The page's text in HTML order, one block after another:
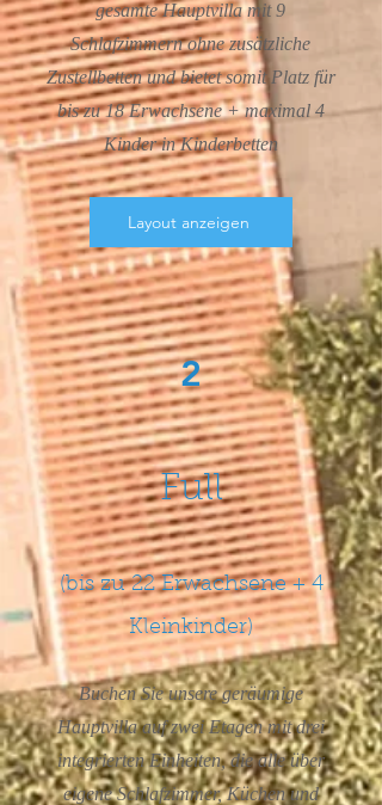
gesamte Hauptvilla mit 9
Schlafzimmern ohne zusätzliche
Zustellbetten und bietet somit Platz für
bis zu 18 Erwachsene + maximal 4
Kinder in Kinderbetten
Layout anzeigen
2
Full
(bis zu 22 Erwachsene + 4
Kleinkinder)
Buchen Sie unsere geräumige
Hauptvilla auf zwei Etagen mit drei
integrierten Einheiten, die alle über
eigene Schlafzimmer, Küchen und